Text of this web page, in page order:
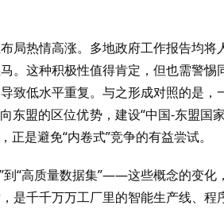
局热情高涨。多地政府工作报告均
。这种积极性值得肯定，但也需警
致低水平重复。与之形成对照的是
东盟的区位优势，建设“中国-东盟国
是避免“内卷式”竞争的有益尝试。
到“高质量数据集”——这些概念的变
是千千万万工厂里的智能生产线、